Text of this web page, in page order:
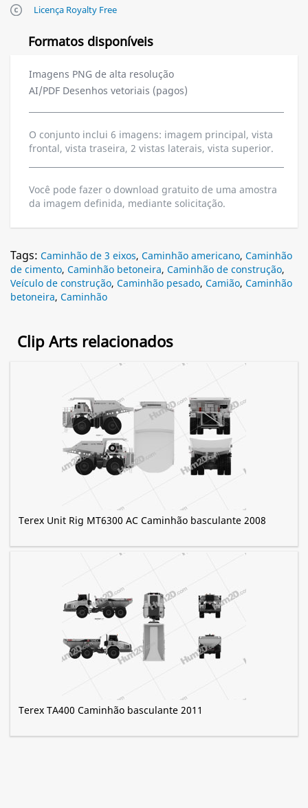
Licença Royalty Free
Formatos disponíveis
Imagens PNG de alta resolução
AI/PDF Desenhos vetoriais (pagos)
O conjunto inclui 6 imagens: imagem principal, vista
frontal, vista traseira, 2 vistas laterais, vista superior.
Você pode fazer o download gratuito de uma amostra
da imagem definida, mediante solicitação.
Tags: Caminhão de 3 eixos, Caminhão americano, Caminhão
de cimento, Caminhão betoneira, Caminhão de construção,
Veículo de construção, Caminhão pesado, Camião, Caminhão
betoneira, Caminhão
Clip Arts relacionados
Terex Unit Rig MT6300 AC Caminhão basculante 2008
Terex TA400 Caminhão basculante 2011